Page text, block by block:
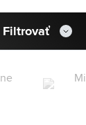
Filtrovať